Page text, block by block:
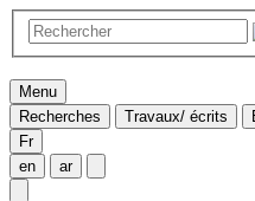
Menu
Recherches
Travaux/ écrits
Fr
en
ar